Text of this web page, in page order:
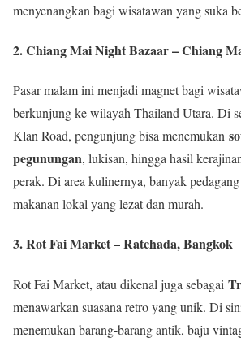
menyenangkan bagi wisatawan yang suka
2. Chiang Mai Night Bazaar – Chiang
Pasar malam ini menjadi magnet bagi
berkunjung ke wilayah Thailand Utara. Di
Klan Road, pengunjung bisa menemukan
pegunungan, lukisan, hingga hasil
perak. Di area kulinernya, banyak
makanan lokal yang lezat dan murah.
3. Rot Fai Market – Ratchada, Bangkok
Rot Fai Market, atau dikenal juga sebagai
menawarkan suasana retro yang unik. Di
menemukan barang-barang antik, baju